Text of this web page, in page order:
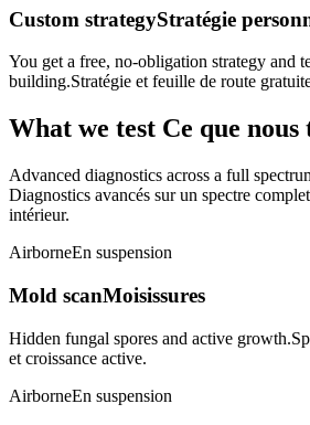
Custom strategyStratégie
You get a free, no-obligation strategy and
building.Stratégie et feuille de route
What we test Ce que nous
Advanced diagnostics across a full
Diagnostics avancés sur un spectre
intérieur.
AirborneEn suspension
Mold scanMoisissures
Hidden fungal spores and active growth.
et croissance active.
AirborneEn suspension